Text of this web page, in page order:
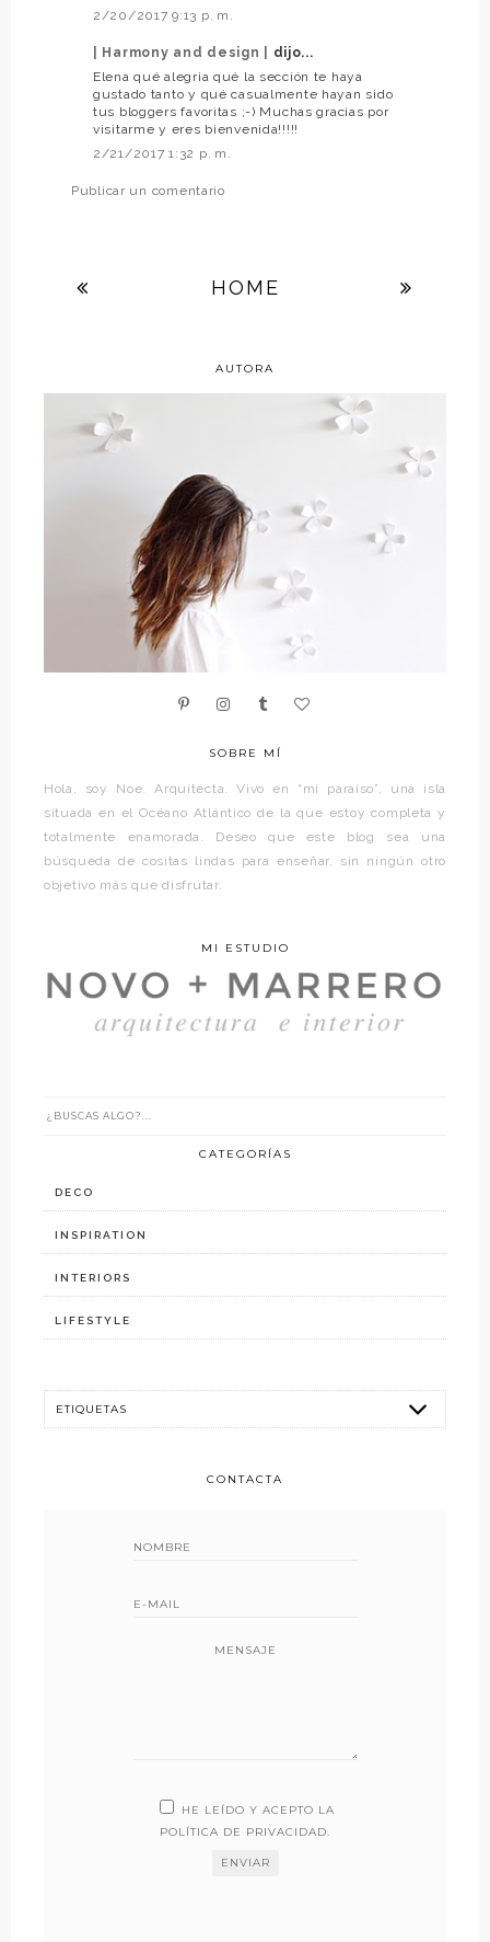
2/20/2017 9:13 p. m.
| Harmony and design |
dijo...
Elena qué alegria qué la sección te haya
gustado tanto y qué casualmente hayan sido
tus bloggers favoritas ;-) Muchas gracias por
visitarme y eres bienvenida!!!!!
2/21/2017 1:32 p. m.
Publicar un comentario
HOME
AUTORA
SOBRE MÍ
Hola, soy Noe. Arquitecta. Vivo en “mi paraíso”, una isla
situada en el Océano Atlántico de la que estoy completa y
totalmente enamorada. Deseo que este blog sea una
búsqueda de cositas lindas para enseñar, sin ningún otro
objetivo más que disfrutar.
MI ESTUDIO
CATEGORÍAS
DECO
INSPIRATION
INTERIORS
LIFESTYLE
CONTACTA
MENSAJE
HE LEÍDO Y ACEPTO LA
POLÍTICA DE PRIVACIDAD